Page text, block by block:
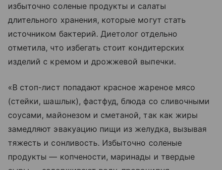
избыточно соленые продукты и салаты
длительного хранения, которые могут стать
источником бактерий. Диетолог отдельно
отметила, что избегать стоит кондитерских
изделий с кремом и дрожжевой выпечки.
«В стоп-лист попадают красное жареное мясо
(стейки, шашлык), фастфуд, блюда со сливочными
соусами, майонезом и сметаной, так как жиры
замедляют эвакуацию пищи из желудка, вызывая
тяжесть и сонливость. Избыточно соленые
продукты — копчености, маринады и твердые